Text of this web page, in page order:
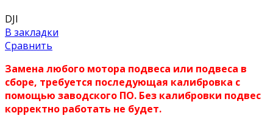
DJI
В закладки
Сравнить
Замена любого мотора подвеса или подвеса в
сборе, требуется последующая калибровка с
помощью заводского ПО. Без калибровки подвес
корректно работать не будет.